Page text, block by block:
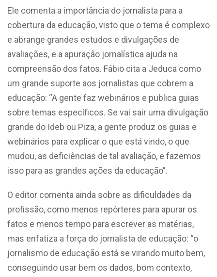
Ele comenta a importância do jornalista para a
cobertura da educação, visto que o tema é complexo
e abrange grandes estudos e divulgações de
avaliações, e a apuração jornalística ajuda na
compreensão dos fatos. Fábio cita a Jeduca como
um grande suporte aos jornalistas que cobrem a
educação: “A gente faz webinários e publica guias
sobre temas específicos. Se vai sair uma divulgação
grande do Ideb ou Piza, a gente produz os guias e
webinários para explicar o que está vindo, o que
mudou, as deficiências de tal avaliação, e fazemos
isso para as grandes ações da educação”.
O editor comenta ainda sobre as dificuldades da
profissão, como menos repórteres para apurar os
fatos e menos tempo para escrever as matérias,
mas enfatiza a força do jornalista de educação: “o
jornalismo de educação está se virando muito bem,
conseguindo usar bem os dados, bom contexto,